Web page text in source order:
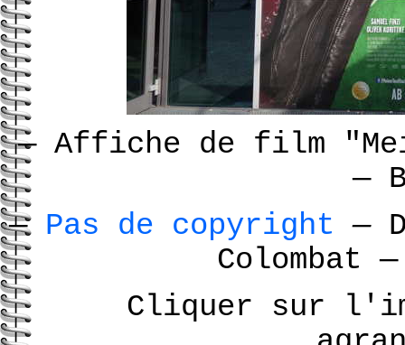
—Affiche de film
—
— Pas de copyright—
Colombat—
Cliquer sur